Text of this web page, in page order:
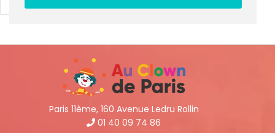
Paris 11ème, 160 Avenue Ledru Rollin
01 40 09 74 86